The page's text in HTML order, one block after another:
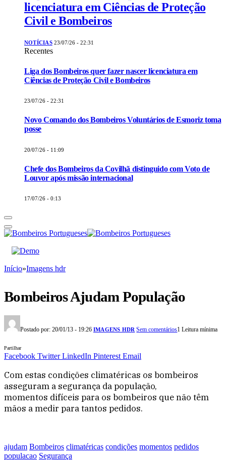
licenciatura em Ciências de Proteção
Civil e Bombeiros
NOTÍCIAS 23/07/26 - 22:31
Recentes
Liga dos Bombeiros quer fazer nascer licenciatura em
Ciências de Proteção Civil e Bombeiros
23/07/26 - 22:31
Novo Comando dos Bombeiros Voluntários de Esmoriz toma
posse
20/07/26 - 11:09
Chefe dos Bombeiros da Covilhã distinguido com Voto de
Louvor após missão internacional
17/07/26 - 0:13
Início»Imagens hdr
Bombeiros Ajudam População
Postado por: 20/01/13 - 19:26 IMAGENS HDR Sem comentários1 Leitura mínima
Partilhar
Facebook Twitter LinkedIn Pinterest Email
Com estas condições climatéricas os bombeiros
asseguram a segurança da população,
momentos difíceis para os bombeiros que não têm
mãos a medir para tantos pedidos.
ajudam Bombeiros climatéricas condições momentos pedidos
populacao Segurança